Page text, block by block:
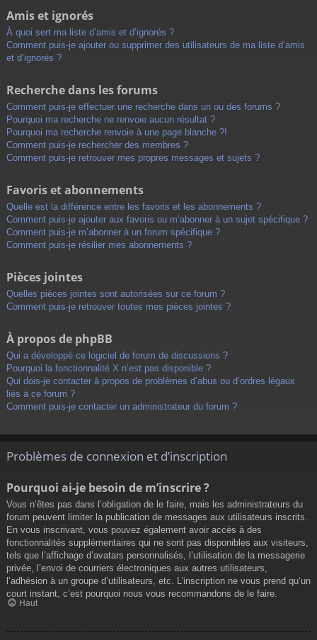
Amis et ignorés
À quoi sert ma liste d’amis et d’ignorés ?
Comment puis-je ajouter ou supprimer des utilisateurs de ma liste d’amis
et d’ignorés ?
Recherche dans les forums
Comment puis-je effectuer une recherche dans un ou des forums ?
Pourquoi ma recherche ne renvoie aucun résultat ?
Pourquoi ma recherche renvoie à une page blanche ?!
Comment puis-je rechercher des membres ?
Comment puis-je retrouver mes propres messages et sujets ?
Favoris et abonnements
Quelle est la différence entre les favoris et les abonnements ?
Comment puis-je ajouter aux favoris ou m’abonner à un sujet spécifique ?
Comment puis-je m’abonner à un forum spécifique ?
Comment puis-je résilier mes abonnements ?
Pièces jointes
Quelles pièces jointes sont autorisées sur ce forum ?
Comment puis-je retrouver toutes mes pièces jointes ?
À propos de phpBB
Qui a développé ce logiciel de forum de discussions ?
Pourquoi la fonctionnalité X n’est pas disponible ?
Qui dois-je contacter à propos de problèmes d’abus ou d’ordres légaux
liés à ce forum ?
Comment puis-je contacter un administrateur du forum ?
Problèmes de connexion et d’inscription
Pourquoi ai-je besoin de m’inscrire ?
Vous n’êtes pas dans l’obligation de le faire, mais les administrateurs du
forum peuvent limiter la publication de messages aux utilisateurs inscrits.
En vous inscrivant, vous pouvez également avoir accès à des
fonctionnalités supplémentaires qui ne sont pas disponibles aux visiteurs,
tels que l’affichage d’avatars personnalisés, l’utilisation de la messagerie
privée, l’envoi de courriers électroniques aux autres utilisateurs,
l’adhésion à un groupe d’utilisateurs, etc. L’inscription ne vous prend qu’un
court instant, c’est pourquoi nous vous recommandons de le faire.
Haut